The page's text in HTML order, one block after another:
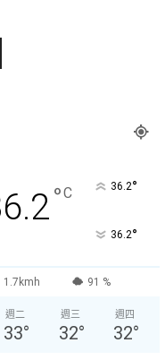
°C 36.2°
36.2°
1.7kmh 91 %
週二
33°
週三
32°
週四
32°